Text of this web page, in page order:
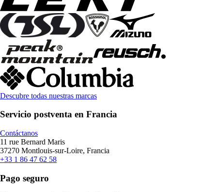
Descubre todas nuestras marcas
Servicio postventa en Francia
Contáctanos
11 rue Bernard Maris
37270 Montlouis-sur-Loire, Francia
+33 1 86 47 62 58
Pago seguro